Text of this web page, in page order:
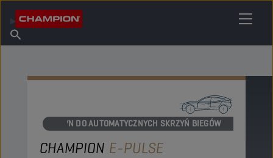
O firmie Champion
Znajdź punkt sprzedaży
PŁYN DO AUTOMATYCZNYCH SKRZYŃ BIEGÓW
CHAMPION E-PULSE